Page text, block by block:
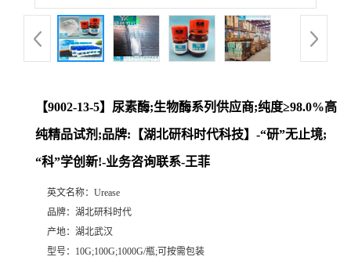
【9002-13-5】尿素酶;生物酶系列供应商;纯度≥98.0%高
纯精品试剂;品牌:【湖北研科时代科技】-“研”无止境;
“科”学创新!-业务咨询联系-王菲
英文名称： Urease
品牌： 湖北研科时代
产地： 湖北武汉
型号： 10G;100G;1000G/瓶;可按需包装